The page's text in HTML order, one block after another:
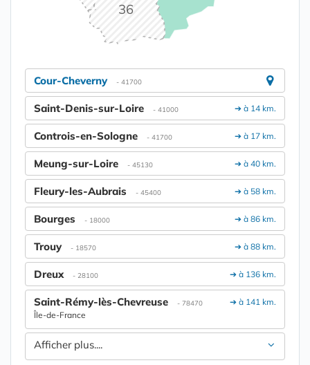
36
Cour-Cheverny - 41700
➔ à 14 km.
Saint-Denis-sur-Loire - 41000
➔ à 17 km.
Controis-en-Sologne - 41700
➔ à 40 km.
Meung-sur-Loire - 45130
➔ à 58 km.
Fleury-les-Aubrais - 45400
➔ à 86 km.
Bourges - 18000
➔ à 88 km.
Trouy - 18570
➔ à 136 km.
Dreux - 28100
➔ à 141 km.
Saint-Rémy-lès-Chevreuse - 78470
Île-de-France
Afficher plus....